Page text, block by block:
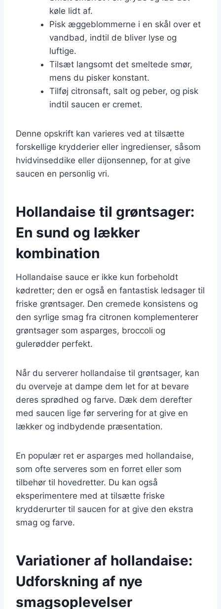
køle lidt af.
Pisk æggeblommerne i en skål over et
vandbad, indtil de bliver lyse og
luftige.
Tilsæt langsomt det smeltede smør,
mens du pisker konstant.
Tilføj citronsaft, salt og peber, og pisk
indtil saucen er cremet.
Denne opskrift kan varieres ved at tilsætte
forskellige krydderier eller ingredienser, såsom
hvidvinseddike eller dijonsennep, for at give
saucen en personlig vri.
Hollandaise til grøntsager:
En sund og lækker
kombination
Hollandaise sauce er ikke kun forbeholdt
kødretter; den er også en fantastisk ledsager til
friske grøntsager. Den cremede konsistens og
den syrlige smag fra citronen komplementerer
grøntsager som asparges, broccoli og
gulerødder perfekt.
Når du serverer hollandaise til grøntsager, kan
du overveje at dampe dem let for at bevare
deres sprødhed og farve. Dæk dem derefter
med saucen lige før servering for at give en
lækker og indbydende præsentation.
En populær ret er asparges med hollandaise,
som ofte serveres som en forret eller som
tilbehør til hovedretter. Du kan også
eksperimentere med at tilsætte friske
krydderurter til saucen for at give den ekstra
smag og farve.
Variationer af hollandaise:
Udforskning af nye
smagsoplevelser